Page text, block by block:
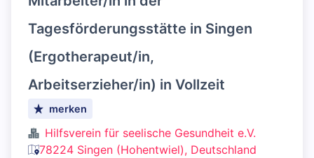
Tagesförderungsstätte in Singen
(Ergotherapeut/in,
Arbeitserzieher/in) in Vollzeit
merken
Hilfsverein für seelische Gesundheit e.V.
78224 Singen (Hohentwiel), Deutschland